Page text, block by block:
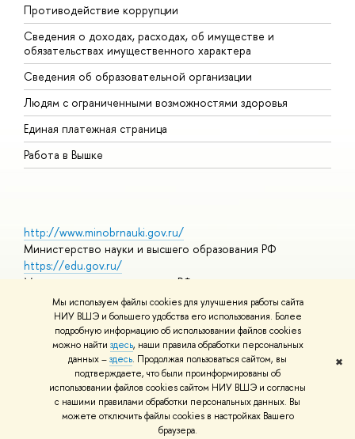
Мы используем файлы cookies для улучшения работы сайта
НИУ ВШЭ и большего удобства его использования. Более
подробную информацию об использовании файлов cookies
можно найти здесь, наши правила обработки персональных
данных –здесь. Продолжая пользоваться сайтом, вы
подтверждаете, что были проинформированы об
использовании файлов cookies сайтом НИУ ВШЭ и согласны
с нашими правилами обработки персональных данных. Вы
можете отключить файлы cookies в настройках Вашего
браузера.
✖
Противодействие коррупции
Сведения о доходах, расходах, об имуществе и
обязательствах имущественного характера
Сведения об образовательной организации
Людям с ограниченными возможностями здоровья
Единая платежная страница
Работа в Вышке
http://www.minobrnauki.gov.ru/
Министерство науки и высшего образования РФ
https://edu.gov.ru/
Министерство просвещения РФ
https://elearning.hse.ru/mooc
Массовые открытые онлайн-курсы
© НИУ ВШЭ 1993–2026 Адреса и контактыУсловия
использования материалов Политика конфиденциальности
Шрифты HSE Sans и HSE Slab разработаны вШколе дизайна НИУ